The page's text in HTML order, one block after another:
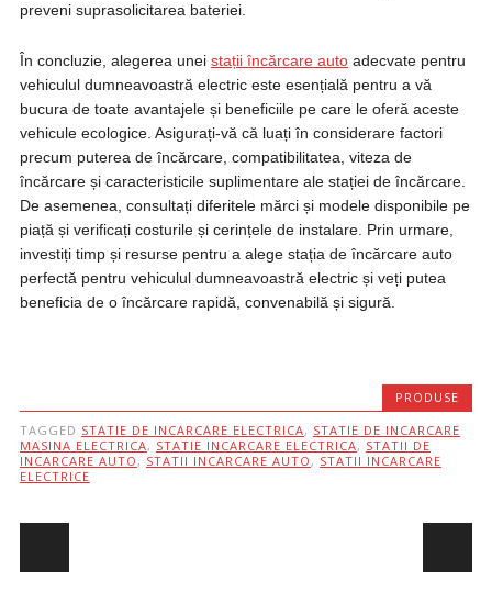
preveni suprasolicitarea bateriei.
În concluzie, alegerea unei stațiiîncărcare autoadecvate pentru
vehiculul dumneavoastră electric este esențială pentru a vă
bucura de toate avantajele și beneficiile pe care le oferă aceste
vehicule ecologice. Asigurați-vă că luați în considerare factori
precum puterea de încărcare, compatibilitatea, viteza de
încărcare și caracteristicile suplimentare ale stației de încărcare.
De asemenea, consultați diferitele mărci și modele disponibile pe
piață și verificați costurile și cerințele de instalare. Prin urmare,
investiți timp și resurse pentru a alege stația de încărcare auto
perfectă pentru vehiculul dumneavoastră electric și veți putea
beneficia de o încărcare rapidă, convenabilă și sigură.
PRODUSE
TAGGED STATIE DE INCARCARE ELECTRICA, STATIE DE INCARCARE
MASINA ELECTRICA, STATIE INCARCARE ELECTRICA, STATII DE
INCARCARE AUTO , STATII INCARCARE AUTO , STATII INCARCARE
ELECTRICE